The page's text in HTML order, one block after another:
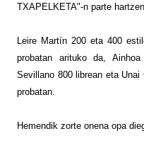
TXAPELKETA"-n parte hartzen
Leire Martín 200 eta 400
probatan arituko da,
Sevillano 800 librean eta
probatan.
Hemendik zorte onena opa